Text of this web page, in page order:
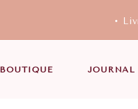
•
BOUTIQUE JOURNAL